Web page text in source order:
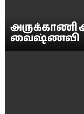
அருக்காணி
வைஷ்ணவி